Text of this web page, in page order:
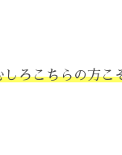
しろこちらの方こ